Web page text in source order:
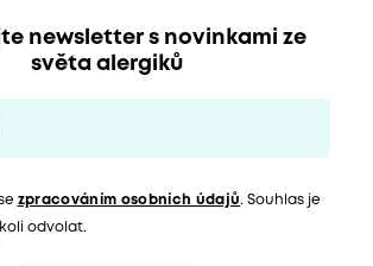
newsletter s novinkami ze
světa alergiků
zpracováním osobních údajů. Souhlas je
odvolat.